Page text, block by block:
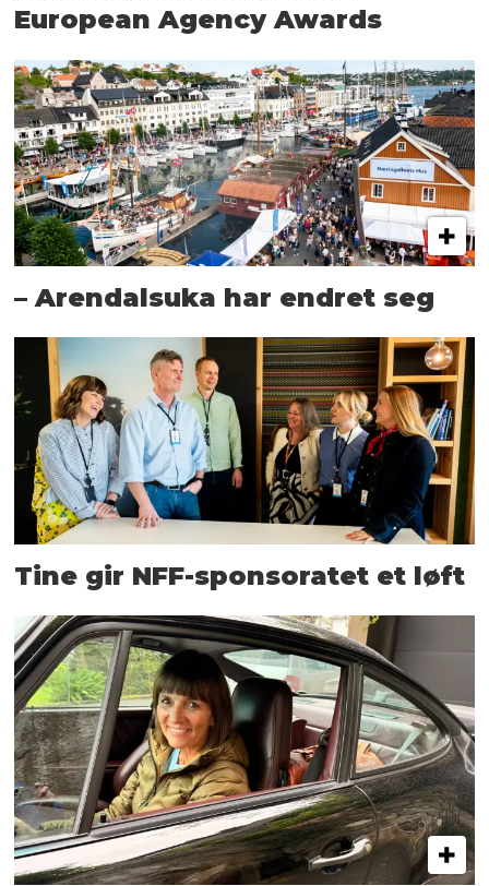
European Agency Awards
– Arendalsuka har endret seg
Tine gir NFF-sponsoratet et løft